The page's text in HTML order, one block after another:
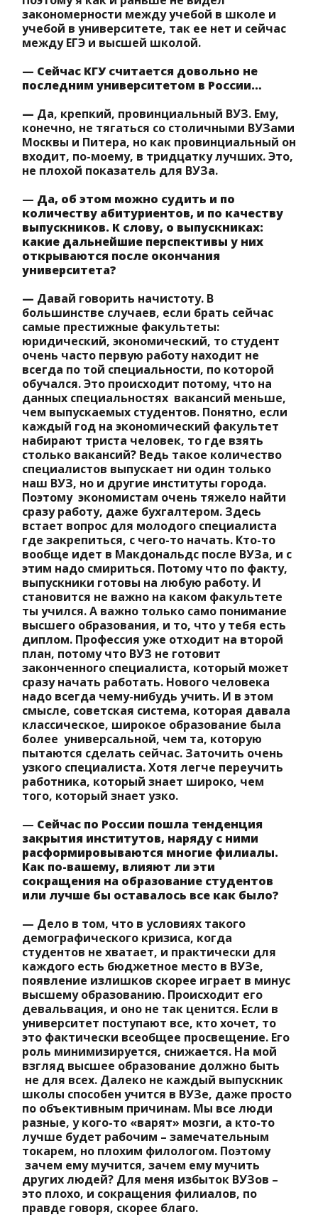
закономерности между учебой в школе и
учебой в университете, так ее нет и сейчас
между ЕГЭ и высшей школой.
— Сейчас КГУ считается довольно не
последним университетом в России…
— Да, крепкий, провинциальный ВУЗ. Ему,
конечно, не тягаться со столичными ВУЗами
Москвы и Питера, но как провинциальный он
входит, по-моему, в тридцатку лучших. Это,
не плохой показатель для ВУЗа.
— Да, об этом можно судить и по
количеству абитуриентов, и по качеству
выпускников. К слову, о выпускниках:
какие дальнейшие перспективы у них
открываются после окончания
университета?
— Давай говорить начистоту. В
большинстве случаев, если брать сейчас
самые престижные факультеты:
юридический, экономический, то студент
очень часто первую работу находит не
всегда по той специальности, по которой
обучался. Это происходит потому, что на
данных специальностях вакансий меньше,
чем выпускаемых студентов. Понятно, если
каждый год на экономический факультет
набирают триста человек, то где взять
столько вакансий? Ведь такое количество
специалистов выпускает ни один только
наш ВУЗ, но и другие институты города.
Поэтому экономистам очень тяжело найти
сразу работу, даже бухгалтером. Здесь
встает вопрос для молодого специалиста
где закрепиться, с чего-то начать. Кто-то
вообще идет в Макдональдс после ВУЗа, и с
этим надо смириться. Потому что по факту,
выпускники готовы на любую работу. И
становится не важно на каком факультете
ты учился. А важно только само понимание
высшего образования, и то, что у тебя есть
диплом. Профессия уже отходит на второй
план, потому что ВУЗ не готовит
законченного специалиста, который может
сразу начать работать. Нового человека
надо всегда чему-нибудь учить. И в этом
смысле, советская система, которая давала
классическое, широкое образование была
более универсальной, чем та, которую
пытаются сделать сейчас. Заточить очень
узкого специалиста. Хотя легче переучить
работника, который знает широко, чем
того, который знает узко.
— Сейчас по России пошла тенденция
закрытия институтов, наряду с ними
расформировываются многие филиалы.
Как по-вашему, влияют ли эти
сокращения на образование студентов
или лучше бы оставалось все как было?
— Дело в том, что в условиях такого
демографического кризиса, когда
студентов не хватает, и практически для
каждого есть бюджетное место в ВУЗе,
появление излишков скорее играет в минус
высшему образованию. Происходит его
девальвация, и оно не так ценится. Если в
университет поступают все, кто хочет, то
это фактически всеобщее просвещение. Его
роль минимизируется, снижается. На мой
взгляд высшее образование должно быть
не для всех. Далеко не каждый выпускник
школы способен учится в ВУЗе, даже просто
по объективным причинам. Мы все люди
разные, у кого-то «варят» мозги, а кто-то
лучше будет рабочим – замечательным
токарем, но плохим филологом. Поэтому
зачем ему мучится, зачем ему мучить
других людей? Для меня избыток ВУЗов –
это плохо, и сокращения филиалов, по
правде говоря, скорее благо.